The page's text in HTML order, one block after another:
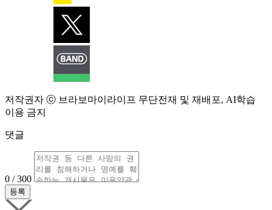
저작권자 ⓒ 브라보마이라이프 무단전재 및 재배포, AI학습
이용 금지
댓글
0 / 300